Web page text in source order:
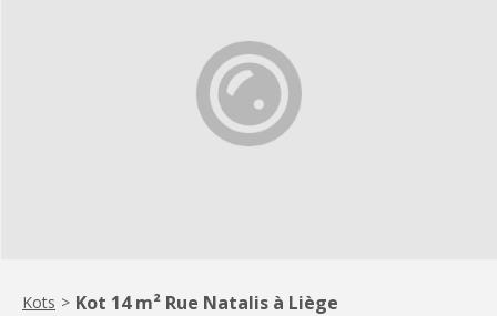
Kots > Kot 14 m² Rue Natalis à Liège